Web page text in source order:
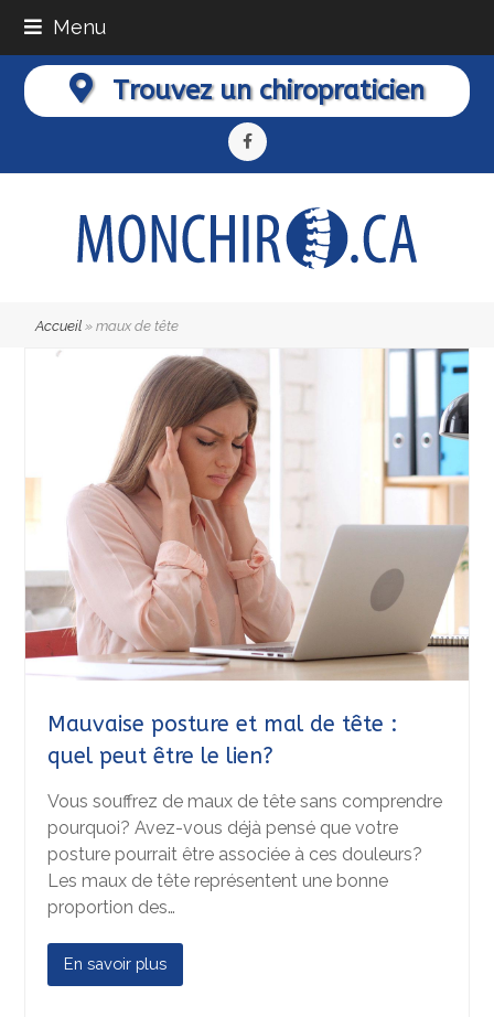
Menu
Trouvez un chiropraticien
Facebook
Accueil »maux de tête
Mauvaise posture et mal de tête :
quel peut être le lien?
Vous souffrez de maux de tête sans comprendre
pourquoi? Avez-vous déjà pensé que votre
posture pourrait être associée à ces douleurs?
Les maux de tête représentent une bonne
proportion des…
En savoir plus